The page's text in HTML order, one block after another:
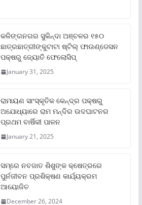
କଳିଙ୍ଗନଗର ସୁକିନ୍ଦା ଅଞ୍ଚଳର ୧୫୦
ଛାତ୍ରଛାତ୍ରୀଙ୍କୁଟାଟା ଷ୍ଟିଲ୍ ଫାଉଣ୍ଡେସନ
ପକ୍ଷରୁ ଜ୍ୟୋତି ଫେଲୋସିପ୍‌
January 31, 2025
ରାମାୟଣ ସାଂସ୍କୃତିକ କେନ୍ଦ୍ର ପକ୍ଷରୁ
ଅଯୋଧ୍ୟାରେ ରାମ ମନ୍ଦିର ଉଦଘାଟନର
ପ୍ରଥମ ବାର୍ଷିକୀ ପାଳନ
January 21, 2025
ସମ୍‌ରେ ନବଜାତ ଶିଶୁଙ୍କ କ୍ଷେତ୍ରରେ
ପୁର୍ନଜୀବନ ପ୍ରଶିକ୍ଷଣ କାର୍ଯ୍ୟକ୍ରମ
ଆୟୋଜିତ
December 26, 2024